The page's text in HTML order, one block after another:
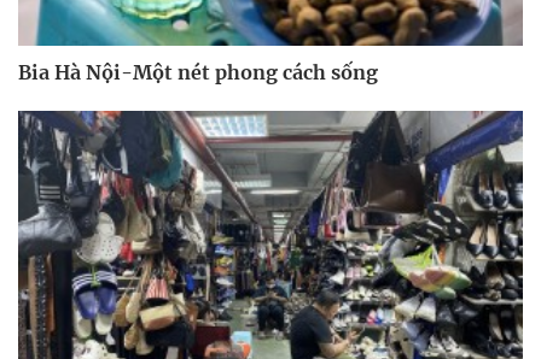
Bia Hà Nội-Một nét phong cách sống